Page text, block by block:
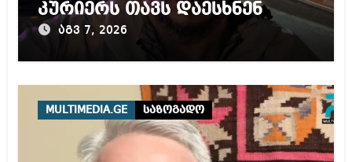
კურიერს თავს დაესხნენ
აგვ 7, 2026
MULTIMEDIA.GE საზოგადო